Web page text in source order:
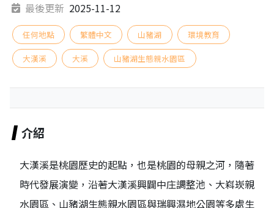
最後更新 2025-11-12
任何地點 繁體中文 山豬湖 環境教育
大漢溪 大溪 山豬湖生態親水園區
介紹
大漢溪是桃園歷史的起點，也是桃園的母親之河，隨著
時代發展演變，沿著大漢溪興闢中庄調整池、大嵙崁親
水園區、山豬湖生態親水園區與瑞興濕地公園等多處生